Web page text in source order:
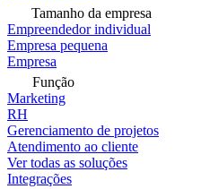
Tamanho da empresa
Empreendedor individual
Empresa pequena
Empresa
Função
Marketing
RH
Gerenciamento de projetos
Atendimento ao cliente
Ver todas as soluções
Integrações